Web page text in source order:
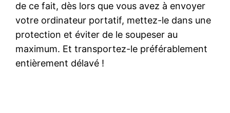
de ce fait, dès lors que vous avez à envoyer
votre ordinateur portatif, mettez-le dans une
protection et éviter de le soupeser au
maximum. Et transportez-le préférablement
entièrement délavé !